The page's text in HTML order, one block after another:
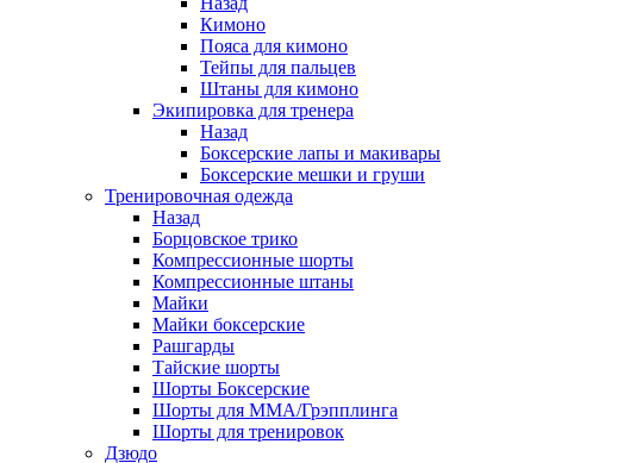
Кимоно
Пояса для кимоно
Тейпы для пальцев
Штаны для кимоно
Экипировка для тренера
Назад
Боксерские лапы и макивары
Боксерские мешки и груши
Тренировочная одежда
Назад
Борцовское трико
Компрессионные шорты
Компрессионные штаны
Майки
Майки боксерские
Рашгарды
Тайские шорты
Шорты Боксерские
Шорты для ММА/Грэпплинга
Шорты для тренировок
Дзюдо